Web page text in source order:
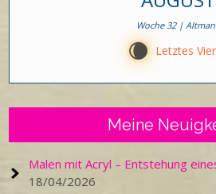
Woche 32 |
W Letztes
Meine
Malen mit Acryl – Entstehung
18/04/2026